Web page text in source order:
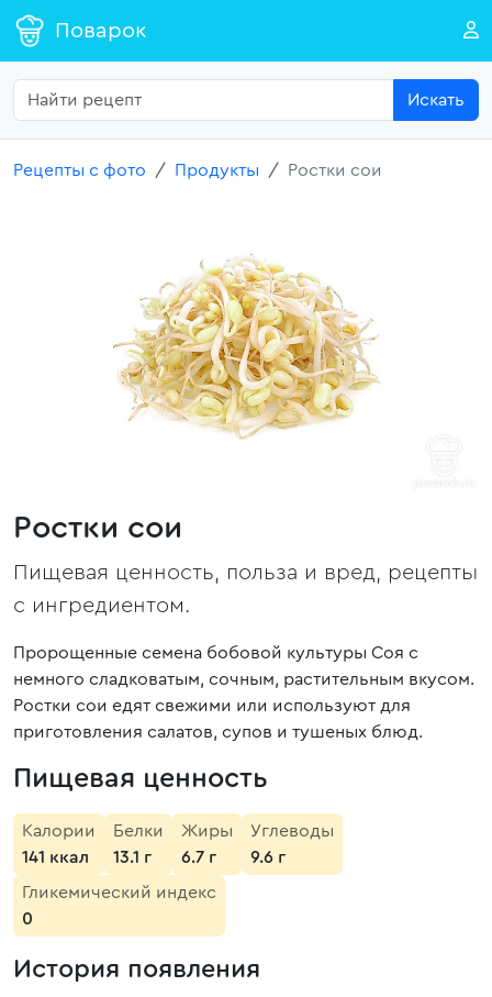
Поварок
Искать
Рецепты с фото Продукты Ростки сои
Ростки сои
Пищевая ценность, польза и вред, рецепты
с ингредиентом.
Пророщенные семена бобовой культуры Соя с
немного сладковатым, сочным, растительным вкусом.
Ростки сои едят свежими или используют для
приготовления салатов, супов и тушеных блюд.
Пищевая ценность
Калории
141 ккал
Белки
13.1 г
Жиры
6.7 г
Углеводы
9.6 г
Гликемический индекс
0
История появления